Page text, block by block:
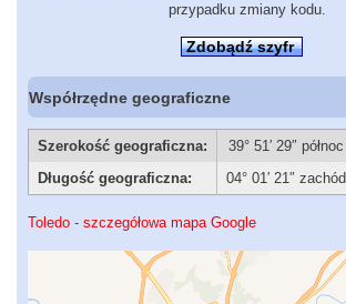
przypadku zmiany kodu.
Zdobądź szyfr
Współrzędne geograficzne
Szerokość geograficzna:
39° 51′ 29″ północ
Długość geograficzna:
04° 01′ 21″ zachód
Toledo - szczegółowa mapa Google